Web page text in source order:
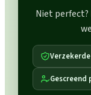
Niet perfect?
Gescreend